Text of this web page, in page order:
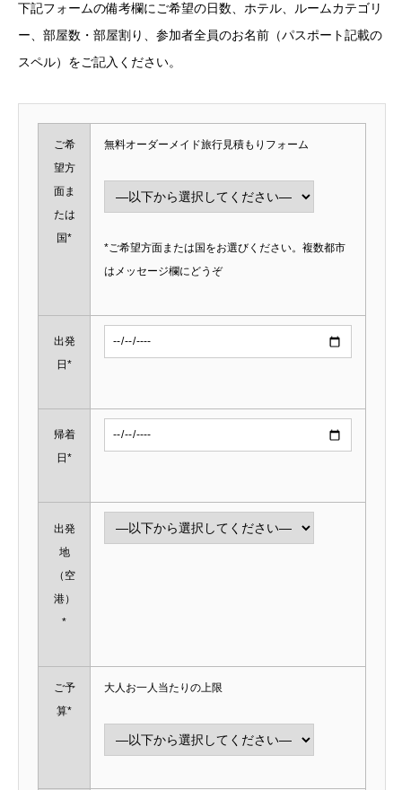
下記フォームの備考欄にご希望の日数、ホテル、ルームカテゴリ
ー、部屋数・部屋割り、参加者全員のお名前（パスポート記載の
スペル）をご記入ください。
ご希
望方
面ま
たは
国*
無料オーダーメイド旅行見積もりフォーム
*ご希望方面または国をお選びください。複数都市
はメッセージ欄にどうぞ
出発
日*
帰着
日*
出発
地
（空
港）
*
ご予
算*
大人お一人当たりの上限